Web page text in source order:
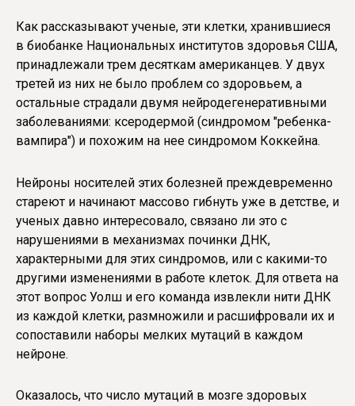
Как рассказывают ученые, эти клетки, хранившиеся
в биобанке Национальных институтов здоровья США,
принадлежали трем десяткам американцев. У двух
третей из них не было проблем со здоровьем, а
остальные страдали двумя нейродегенеративными
заболеваниями: ксеродермой (синдромом "ребенка-
вампира") и похожим на нее синдромом Коккейна.
Нейроны носителей этих болезней преждевременно
стареют и начинают массово гибнуть уже в детстве, и
ученых давно интересовало, связано ли это с
нарушениями в механизмах починки ДНК,
характерными для этих синдромов, или с какими-то
другими изменениями в работе клеток. Для ответа на
этот вопрос Уолш и его команда извлекли нити ДНК
из каждой клетки, размножили и расшифровали их и
сопоставили наборы мелких мутаций в каждом
нейроне.
Оказалось, что число мутаций в мозге здоровых